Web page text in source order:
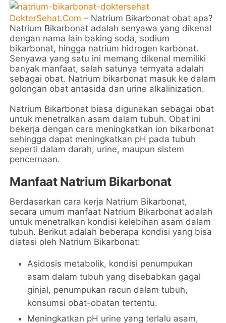
DokterSehat.Com – Natrium Bikarbonat obat apa?
Natrium Bikarbonat adalah senyawa yang dikenal
dengan nama lain baking soda, sodium
bikarbonat, hingga natrium hidrogen karbonat.
Senyawa yang satu ini memang dikenal memiliki
banyak manfaat, salah satunya ternyata adalah
sebagai obat. Natrium bikarbonat masuk ke dalam
golongan obat antasida dan urine alkalinization.
Natrium Bikarbonat biasa digunakan sebagai obat
untuk menetralkan asam dalam tubuh. Obat ini
bekerja dengan cara meningkatkan ion bikarbonat
sehingga dapat meningkatkan pH pada tubuh
seperti dalam darah, urine, maupun sistem
pencernaan.
Manfaat Natrium Bikarbonat
Berdasarkan cara kerja Natrium Bikarbonat,
secara umum manfaat Natrium Bikarbonat adalah
untuk menetralkan kondisi kelebihan asam dalam
tubuh. Berikut adalah beberapa kondisi yang bisa
diatasi oleh Natrium Bikarbonat:
Asidosis metabolik, kondisi penumpukan
asam dalam tubuh yang disebabkan gagal
ginjal, penumpukan racun dalam tubuh,
konsumsi obat-obatan tertentu.
Meningkatkan pH urine yang terlalu asam,